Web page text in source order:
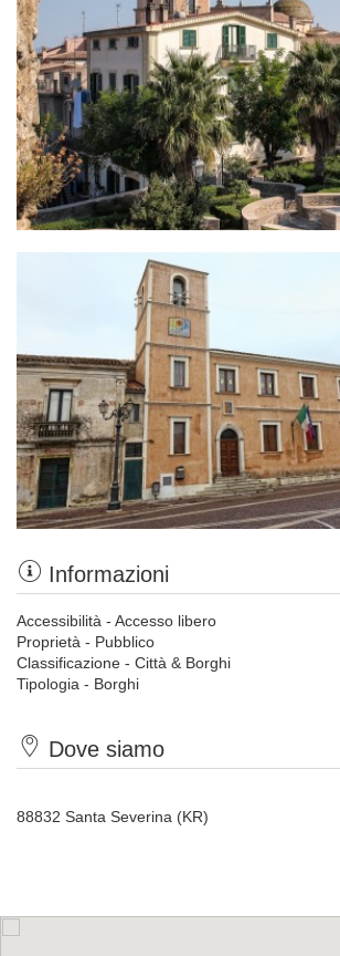
Informazioni
Accessibilità - Accesso libero
Proprietà - Pubblico
Classificazione - Città & Borghi
Tipologia - Borghi
Dove siamo
88832 Santa Severina (KR)